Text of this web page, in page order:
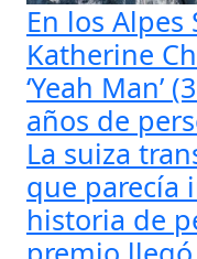
En los Alpes
Katherine
‘Yeah Man’
años de
La suiza
que parecía
historia de